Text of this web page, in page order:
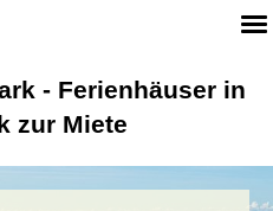
- Ferienhäuser in
zur Miete